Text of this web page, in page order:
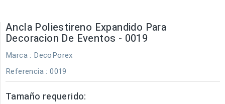
Ancla Poliestireno Expandido Para
Decoracion De Eventos - 0019
Marca : DecoPorex
Referencia : 0019
Tamaño requerido: